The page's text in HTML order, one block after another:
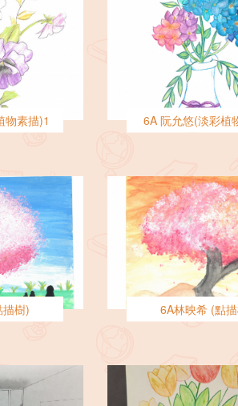
物素描)1 6A 阮允悠(淡彩植
樹) 6A林映希 (點